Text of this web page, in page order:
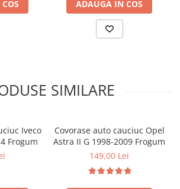
ADAUGA IN COS
SIMILARE
Iveco
Frogum
Covorase auto cauciuc Opel
Astra II G 1998-2009 Frogum
149,00 Lei